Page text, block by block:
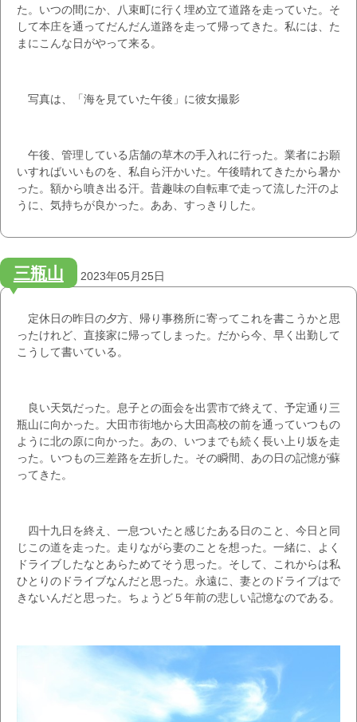
た。いつの間にか、八束町に行く埋め立て道路を走っていた。そ
して本庄を通ってだんだん道路を走って帰ってきた。私には、た
まにこんな日がやって来る。
写真は、「海を見ていた午後」に彼女撮影
午後、管理している店舗の草木の手入れに行った。業者にお願
いすればいいものを、私自ら汗かいた。午後晴れてきたから暑か
った。額から噴き出る汗。昔趣味の自転車で走って流した汗のよ
うに、気持ちが良かった。ああ、すっきりした。
三瓶山 2023年05月25日
定休日の昨日の夕方、帰り事務所に寄ってこれを書こうかと思
ったけれど、直接家に帰ってしまった。だから今、早く出勤して
こうして書いている。
良い天気だった。息子との面会を出雲市で終えて、予定通り三
瓶山に向かった。大田市街地から大田高校の前を通っていつもの
ように北の原に向かった。あの、いつまでも続く長い上り坂を走
った。いつもの三差路を左折した。その瞬間、あの日の記憶が蘇
ってきた。
四十九日を終え、一息ついたと感じたある日のこと、今日と同
じこの道を走った。走りながら妻のことを想った。一緒に、よく
ドライブしたなとあらためてそう思った。そして、これからは私
ひとりのドライブなんだと思った。永遠に、妻とのドライブはで
きないんだと思った。ちょうど５年前の悲しい記憶なのである。